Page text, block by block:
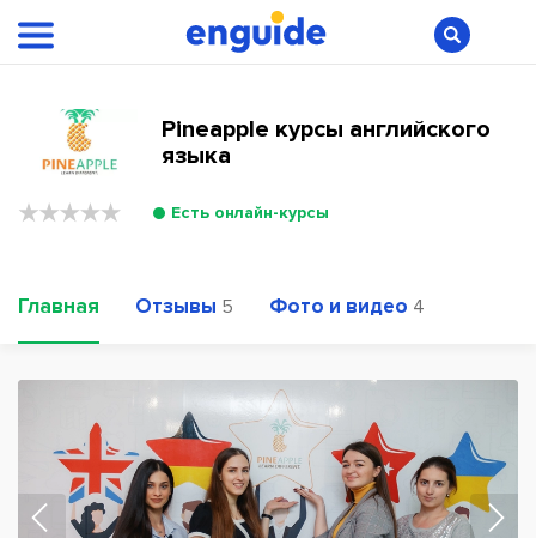
Pineapple курсы английского
языка
Есть онлайн-курсы
Главная Отзывы 5 Фото и видео 4